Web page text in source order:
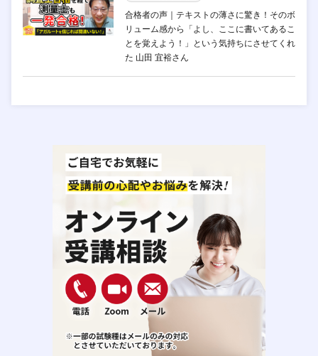
合格者の声｜テキストの薄さに驚き！そのボ
リューム感から「よし、ここに書いてあるこ
とを覚えよう！」という気持ちにさせてくれ
た 山田 宜裕さん